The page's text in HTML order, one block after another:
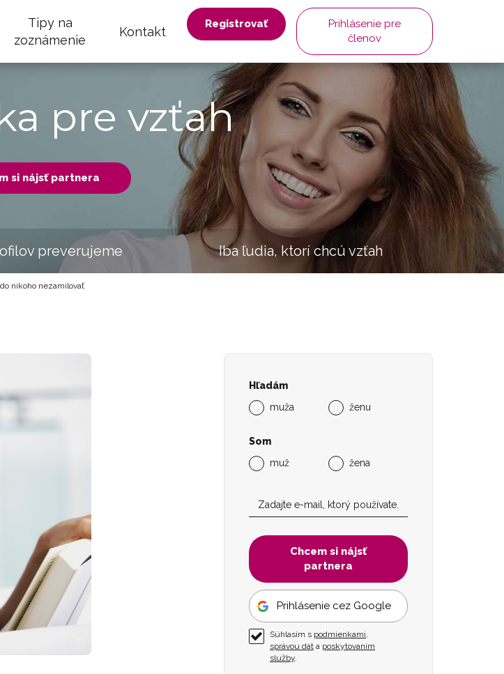
Tipy na
zoznámenie
Kontakt
Registrovať
Prihlásenie pre
členov
pre vzťah
si nájsť partnera
preverujeme Iba ľudia, ktorí chcú vzťah
nikoho nezamilovať
Hľadám
muža
ženu
Som
muž
žena
Chcem si nájsť
partnera
Prihlásenie cez Google
Súhlasím s podmienkami,
správou dát a poskytovaním
služby.